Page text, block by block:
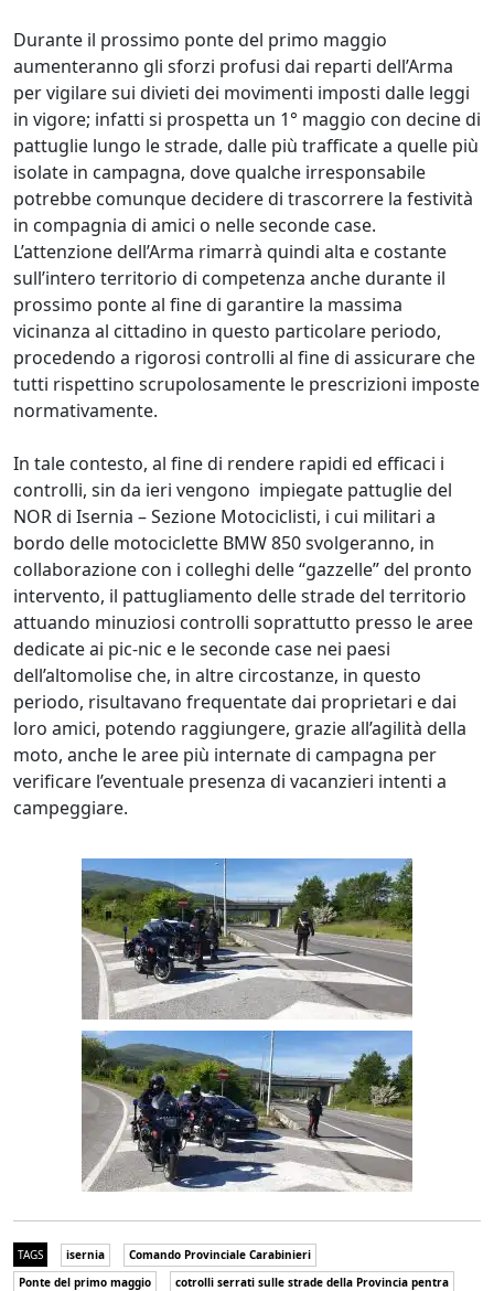
Durante il prossimo ponte del primo maggio
aumenteranno gli sforzi profusi dai reparti dell’Arma
per vigilare sui divieti dei movimenti imposti dalle leggi
in vigore; infatti si prospetta un 1° maggio con decine di
pattuglie lungo le strade, dalle più trafficate a quelle più
isolate in campagna, dove qualche irresponsabile
potrebbe comunque decidere di trascorrere la festività
in compagnia di amici o nelle seconde case.
L’attenzione dell’Arma rimarrà quindi alta e costante
sull’intero territorio di competenza anche durante il
prossimo ponte al fine di garantire la massima
vicinanza al cittadino in questo particolare periodo,
procedendo a rigorosi controlli al fine di assicurare che
tutti rispettino scrupolosamente le prescrizioni imposte
normativamente.
In tale contesto, al fine di rendere rapidi ed efficaci i
controlli, sin da ieri vengono impiegate pattuglie del
NOR di Isernia – Sezione Motociclisti, i cui militari a
bordo delle motociclette BMW 850 svolgeranno, in
collaborazione con i colleghi delle “gazzelle” del pronto
intervento, il pattugliamento delle strade del territorio
attuando minuziosi controlli soprattutto presso le aree
dedicate ai pic-nic e le seconde case nei paesi
dell’altomolise che, in altre circostanze, in questo
periodo, risultavano frequentate dai proprietari e dai
loro amici, potendo raggiungere, grazie all’agilità della
moto, anche le aree più internate di campagna per
verificare l’eventuale presenza di vacanzieri intenti a
campeggiare.
TAGS isernia
Comando Provinciale Carabinieri
Ponte del primo maggio
cotrolli serrati sulle strade della Provincia pentra